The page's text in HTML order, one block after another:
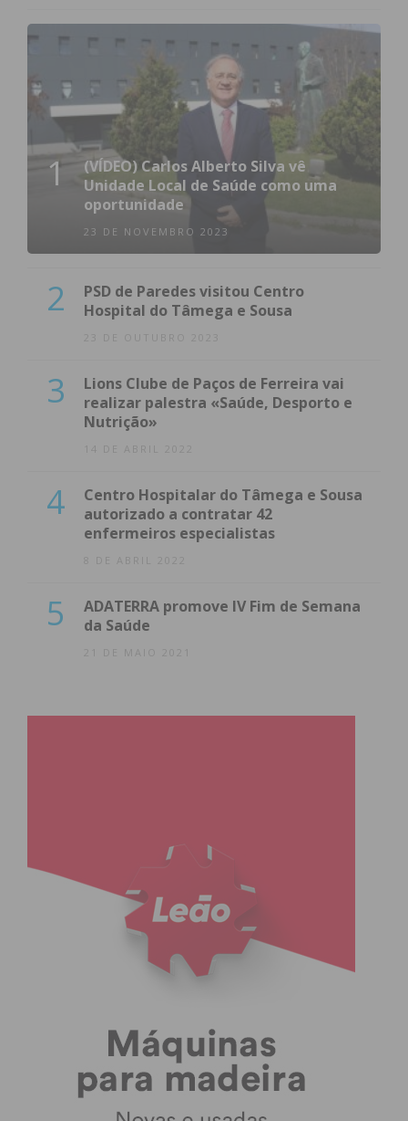
1
(VÍDEO) Carlos Alberto Silva vê
Unidade Local de Saúde como uma
oportunidade
23 DE NOVEMBRO 2023
2
PSD de Paredes visitou Centro
Hospital do Tâmega e Sousa
23 DE OUTUBRO 2023
3
Lions Clube de Paços de Ferreira vai
realizar palestra «Saúde, Desporto e
Nutrição»
14 DE ABRIL 2022
4
Centro Hospitalar do Tâmega e Sousa
autorizado a contratar 42
enfermeiros especialistas
8 DE ABRIL 2022
5
ADATERRA promove IV Fim de Semana
da Saúde
21 DE MAIO 2021